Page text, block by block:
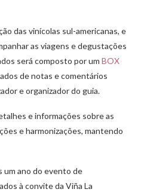
das vinícolas sul-americanas, e
as viagens e degustações
será composto por um BOX
de notas e comentários
e organizador do guia.
e informações sobre as
e harmonizações, mantendo
um ano do evento de
à convite da Viña La